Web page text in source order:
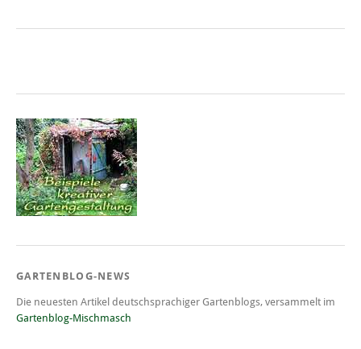
GARTENBLOG-NEWS
Die neuesten Artikel deutschsprachiger Gartenblogs, versammelt im
Gartenblog-Mischmasch